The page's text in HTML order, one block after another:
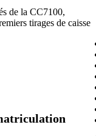
de la CC7100,
tirages de caisse